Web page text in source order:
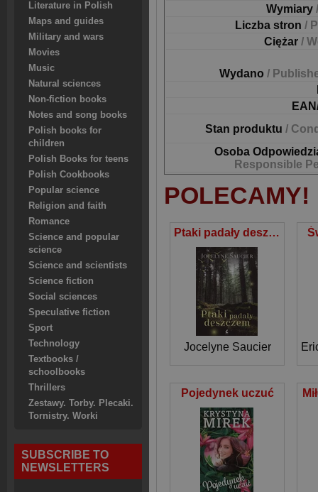
Literature in Polish
Maps and guides
Military and wars
Movies
Music
Natural sciences
Non-fiction books
Notes and song books
Polish books for
children
Polish Books for teens
Polish Cookbooks
Popular science
Religion and faith
Romance
Science and popular
science
Science and scientists
Science fiction
Social sciences
Speculative fiction
Sport
Technology
Textbooks /
schoolbooks
Thrillers
Zestawy. Torby. Plecaki.
Tornistry. Worki
SUBSCRIBE TO
NEWSLETTERS
Wymiary
Liczba stron /
Ciężar /
Wydano /
Stan produktu /
Osoba
Responsible
POLECAMY!
Ptaki padały deszczem
Jocelyne Saucier
Pojedynek uczuć